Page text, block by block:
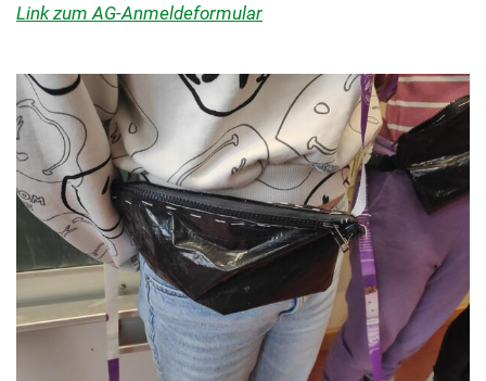
Link zum AG-Anmeldeformular